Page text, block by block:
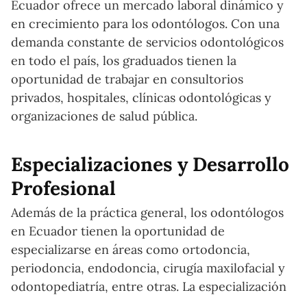
Ecuador ofrece un mercado laboral dinámico y
en crecimiento para los odontólogos. Con una
demanda constante de servicios odontológicos
en todo el país, los graduados tienen la
oportunidad de trabajar en consultorios
privados, hospitales, clínicas odontológicas y
organizaciones de salud pública.
Especializaciones y Desarrollo
Profesional
Además de la práctica general, los odontólogos
en Ecuador tienen la oportunidad de
especializarse en áreas como ortodoncia,
periodoncia, endodoncia, cirugía maxilofacial y
odontopediatría, entre otras. La especialización